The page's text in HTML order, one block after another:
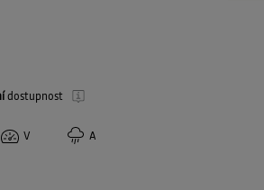
dostupnost
V A